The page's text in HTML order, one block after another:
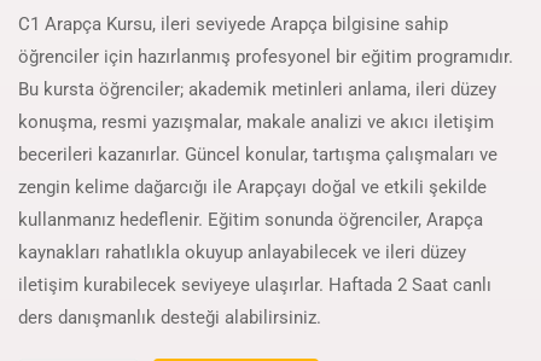
C1 Arapça Kursu, ileri seviyede Arapça bilgisine sahip
öğrenciler için hazırlanmış profesyonel bir eğitim programıdır.
Bu kursta öğrenciler; akademik metinleri anlama, ileri düzey
konuşma, resmi yazışmalar, makale analizi ve akıcı iletişim
becerileri kazanırlar. Güncel konular, tartışma çalışmaları ve
zengin kelime dağarcığı ile Arapçayı doğal ve etkili şekilde
kullanmanız hedeflenir. Eğitim sonunda öğrenciler, Arapça
kaynakları rahatlıkla okuyup anlayabilecek ve ileri düzey
iletişim kurabilecek seviyeye ulaşırlar. Haftada 2 Saat canlı
ders danışmanlık desteği alabilirsiniz.